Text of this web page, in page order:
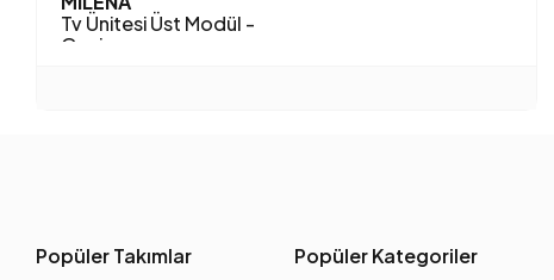
Tv Ünitesi Üst Modül -
Geniş
Popüler Takımlar Popüler Kategoriler